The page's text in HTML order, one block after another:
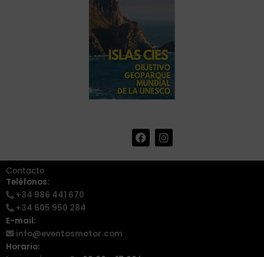
F
a
e
I
n
t
Contacto
Teléfonos:
+34 986 441 670
+34 605 950 284
E-mail:
info@eventosmotor.com
Horario: